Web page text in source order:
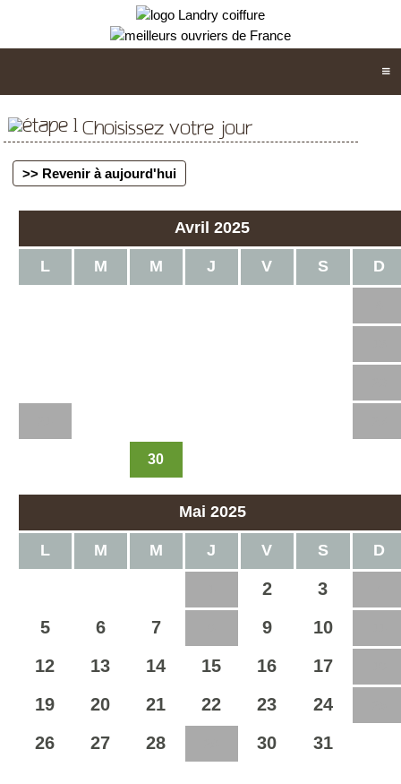
Choisissez votre jour
>> Revenir à aujourd'hui
Avril 2025
L M M J V S D
30
Mai 2025
L M M J V S D
2 3
5 6 7 9 10
12 13 14 15 16 17
19 20 21 22 23 24
26 27 28 30 31